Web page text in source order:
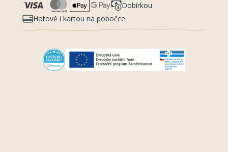
Dobírkou
Hotově i kartou na pobočce